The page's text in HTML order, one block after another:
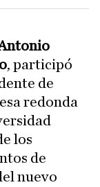
, participó
de
redonda
los
de
nuevo